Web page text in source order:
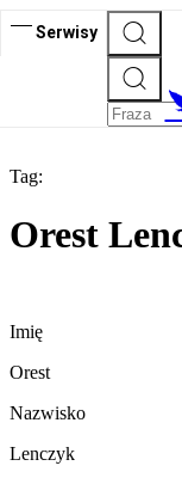
Serwisy
Tag:
Orest
Imię
Orest
Nazwisko
Lenczyk